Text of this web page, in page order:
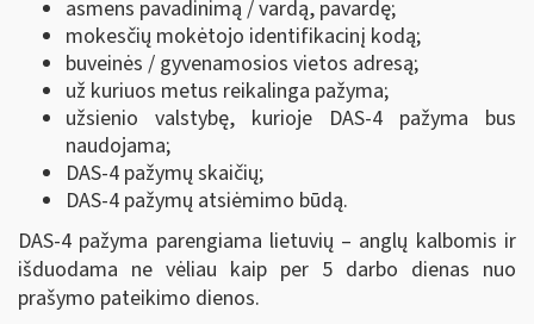
asmens pavadinimą / vardą, pavardę;
mokesčių mokėtojo identifikacinį kodą;
buveinės / gyvenamosios vietos adresą;
už kuriuos metus reikalinga pažyma;
užsienio valstybę, kurioje DAS-4 pažyma bus
naudojama;
DAS-4 pažymų skaičių;
DAS-4 pažymų atsiėmimo būdą.
DAS-4 pažyma parengiama lietuvių – anglų kalbomis ir
išduodama ne vėliau kaip per 5 darbo dienas nuo
prašymo pateikimo dienos.